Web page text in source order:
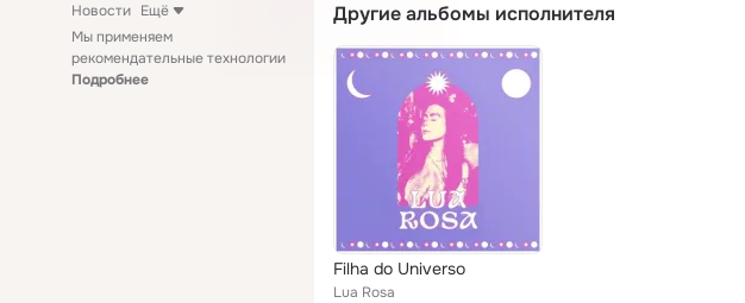
Новости Ещё
Мы применяем
рекомендательные технологии
Подробнее
Другие альбомы исполнителя
Filha do Universo
Lua Rosa